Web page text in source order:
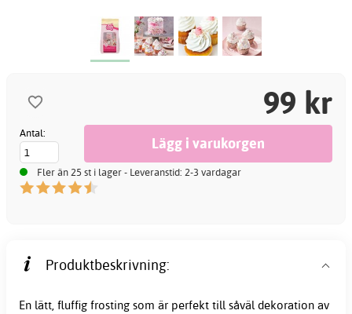
99 kr
Antal:
Fler än 25 st i lager - Leveranstid: 2-3 vardagar
Produktbeskrivning:
En lätt, fluffig frosting som är perfekt till såväl dekoration av